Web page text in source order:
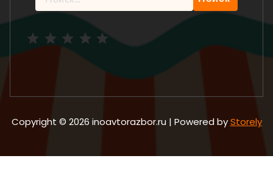
Copyright © 2026 inoavtorazbor.ru | Powered byStorely